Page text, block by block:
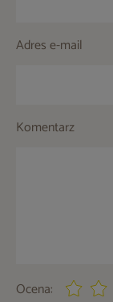
Adres e-mail
Komentarz
Ocena: